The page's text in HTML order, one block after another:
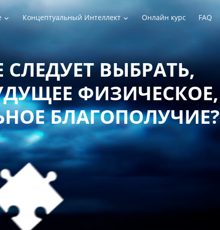
Концептуальный Интеллект Онлайн курс FAQ
ВЫБРАТЬ,
ФИЗИЧЕСКОЕ,
БЛАГОПОЛУЧИЕ?